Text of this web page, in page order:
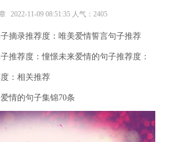
2022-11-09 08:51:35 人气：2405
摘录推荐度：唯美爱情誓言句子推荐
推荐度：憧憬未来爱情的句子推荐度：
：相关推荐
情的句子集锦70条